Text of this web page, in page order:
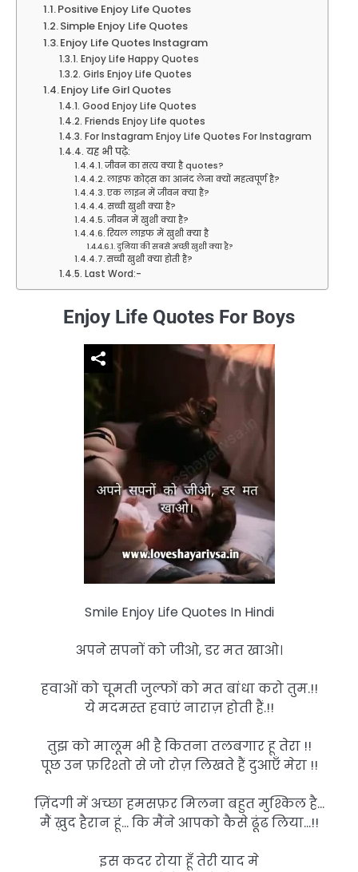
Positive Enjoy Life Quotes
Simple Enjoy Life Quotes
Enjoy Life Quotes Instagram
Enjoy Life Happy Quotes
Girls Enjoy Life Quotes
Enjoy Life Girl Quotes
Good Enjoy Life Quotes
Friends Enjoy Life quotes
For Instagram Enjoy Life Quotes For Instagram
यह भी पढ़े:
जीवन का सत्य क्या है quotes?
लाइफ कोट्स का आनंद लेना क्यों महत्वपूर्ण है?
एक लाइन में जीवन क्या है?
सच्ची खुशी क्या है?
जीवन में खुशी क्या है?
रियल लाइफ में खुशी क्या है
दुनिया की सबसे अच्छी खुशी क्या है?
सच्ची खुशी क्या होती है?
Last Word:-
Enjoy Life Quotes For Boys
Smile Enjoy Life Quotes In Hindi
अपने सपनों को जीओ, डर मत खाओ।
हवाओं को चूमती जुल्फों को मत बांधा करो तुम.!!
ये मदमस्त हवाएं नाराज़ होती हैं.!!
तुझ को मालूम भी है कितना तलबगार हू तेरा !!
पूछ उन फ़रिश्तो से जो रोज़ लिखते हैं दुआएँ मेरा !!
ज़िंदगी में अच्छा हमसफ़र मिलना बहुत मुश्किल है…
मैं ख़ुद हैरान हूं… कि मैंने आपको कैसे ढूंढ लिया…!!
इस कदर रोया हूँ तेरी याद मे